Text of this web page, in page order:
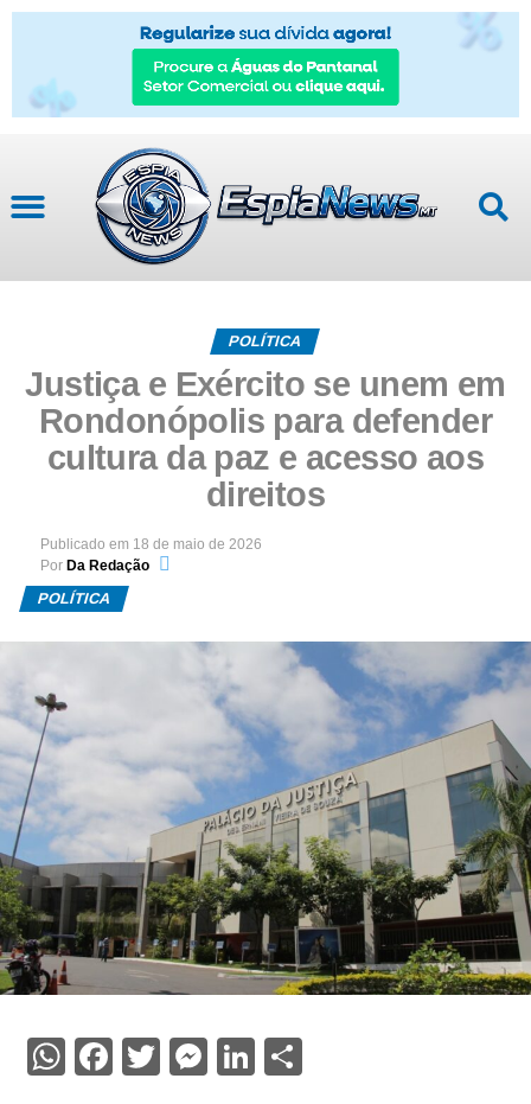
POLÍTICA
Justiça e Exército se unem em
Rondonópolis para defender
cultura da paz e acesso aos
direitos
Publicado em 18 de maio de 2026
Por Da Redação
POLÍTICA
WhatsApp
Facebook
TwitterMessenger
LinkedIn